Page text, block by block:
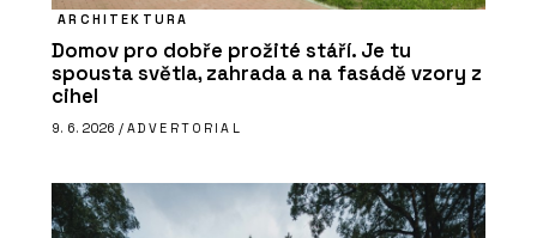
ARCHITEKTURA
Domov pro dobře prožité stáří. Je tu
spousta světla, zahrada a na fasádě vzory z
cihel
9. 6. 2026 / ADVERTORIAL